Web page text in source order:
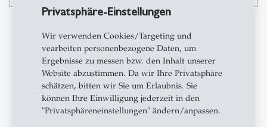
Privatsphäre-Einstellungen
Wir verwenden Cookies/Targeting und
vearbeiten personenbezogene Daten, um
Ergebnisse zu messen bzw. den Inhalt unserer
Website abzustimmen. Da wir Ihre Privatsphäre
schätzen, bitten wir Sie um Erlaubnis. Sie
können Ihre Einwilligung jederzeit in den
"Privatsphäreneinstellungen" ändern/anpassen.
Contact
CSC-HSG
Career & Corporate
Services